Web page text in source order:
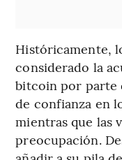
Históricamente,
considerado la
bitcoin por parte
de confianza en
mientras que las
preocupación.